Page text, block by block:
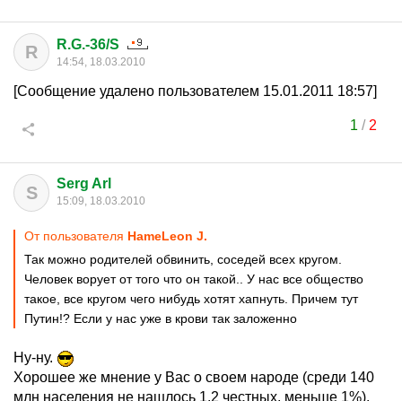
R R.G.-36/S
14:54, 18.03.2010
[Сообщение удалено пользователем 15.01.2011 18:57]
1 / 2
S Serg Arl
15:09, 18.03.2010
От пользователя HameLeon J.
Так можно родителей обвинить, соседей всех кругом.
Человек ворует от того что он такой.. У нас все общество
такое, все кругом чего нибудь хотят хапнуть. Причем тут
Путин!? Если у нас уже в крови так заложенно
Ну-ну.
Хорошее же мнение у Вас о своем народе (среди 140
млн населения не нашлось 1.2 честных, меньше 1%).